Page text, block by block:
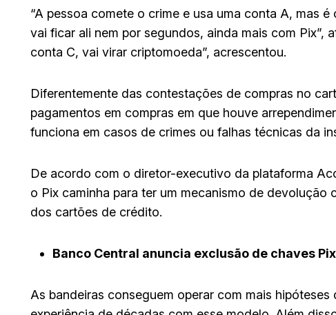
“A pessoa comete o crime e usa uma conta A, mas
vai ficar ali nem por segundos, ainda mais com Pix”,
conta C, vai virar criptomoeda”, acrescentou.
Diferentemente das contestações de compras no
pagamentos em compras em que houve
funciona em casos de crimes ou falhas técnicas da
De acordo com o diretor-executivo da plataforma
o Pix caminha para ter um mecanismo de devolução
dos cartões de crédito.
Banco Central anuncia exclusão de chaves Pix
As bandeiras conseguem operar com mais